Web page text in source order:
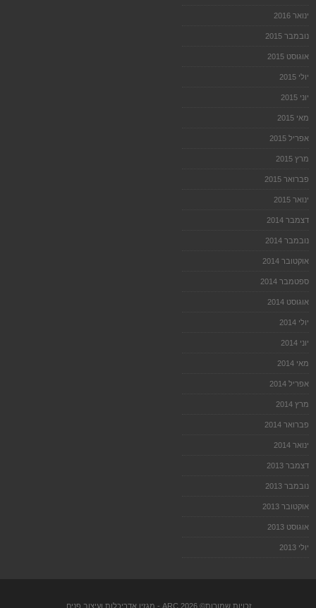
ינואר 2016
נובמבר 2015
אוגוסט 2015
יולי 2015
יוני 2015
מאי 2015
אפריל 2015
מרץ 2015
פברואר 2015
ינואר 2015
דצמבר 2014
נובמבר 2014
אוקטובר 2014
ספטמבר 2014
אוגוסט 2014
יולי 2014
יוני 2014
מאי 2014
אפריל 2014
מרץ 2014
פברואר 2014
ינואר 2014
דצמבר 2013
נובמבר 2013
אוקטובר 2013
אוגוסט 2013
יולי 2013
זכויות שמורות© 2026 ARC - מגזין אדריכלות ועיצוב פנים.